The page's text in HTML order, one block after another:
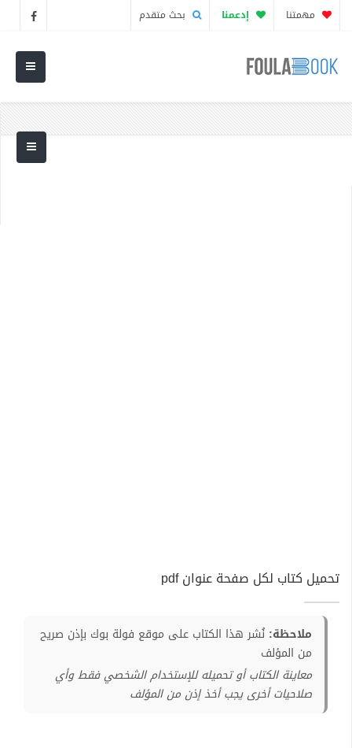
مهمتنا إدعمنا بحث متقدم
تحميل كتاب لكل صفحة عنوان pdf
ملاحظة: نُشر هذا الكتاب على موقع فولة بوك بإذن صريح
من المؤلف
معاينة الكتاب أو تحميله للإستخدام الشخصي فقط وأي
صلاحيات أخرى يجب أخذ إذن من المؤلف